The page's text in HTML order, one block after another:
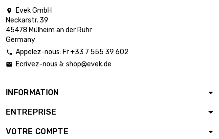
Poids : 1000gr (1kg)
Poids : 2500gr

Evek GmbH
Neckarstr. 39
45478 Mülheim an der Ruhr
Germany
 Appelez-nous: Fr +33 7 555 39 602
 Ecrivez-nous à: shop@evek.de
INFORMATION
ENTREPRISE
VOTRE COMPTE